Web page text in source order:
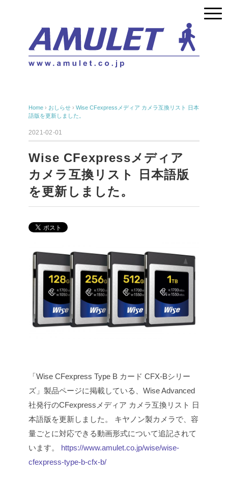
Home › おしらせ › Wise CFexpressメディア カメラ互換リスト 日本
語版を更新しました。
2021-02-01
Wise CFexpressメディア
カメラ互換リスト 日本語版
を更新しました。
「Wise CFexpress Type B カード CFX-Bシリー
ズ」製品ページに掲載している、Wise Advanced
社発行のCFexpressメディア カメラ互換リスト 日
本語版を更新しました。
キヤノン製カメラで、容
量ごとに対応できる動画形式について追記されて
います。
https://www.amulet.co.jp/wise/wise-
cfexpress-type-b-cfx-b/